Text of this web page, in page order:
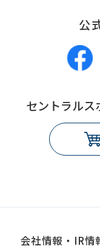
公
セントラルス
会社情報・IR情